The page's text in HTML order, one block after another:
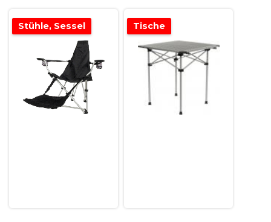
Stühle, Sessel Tische